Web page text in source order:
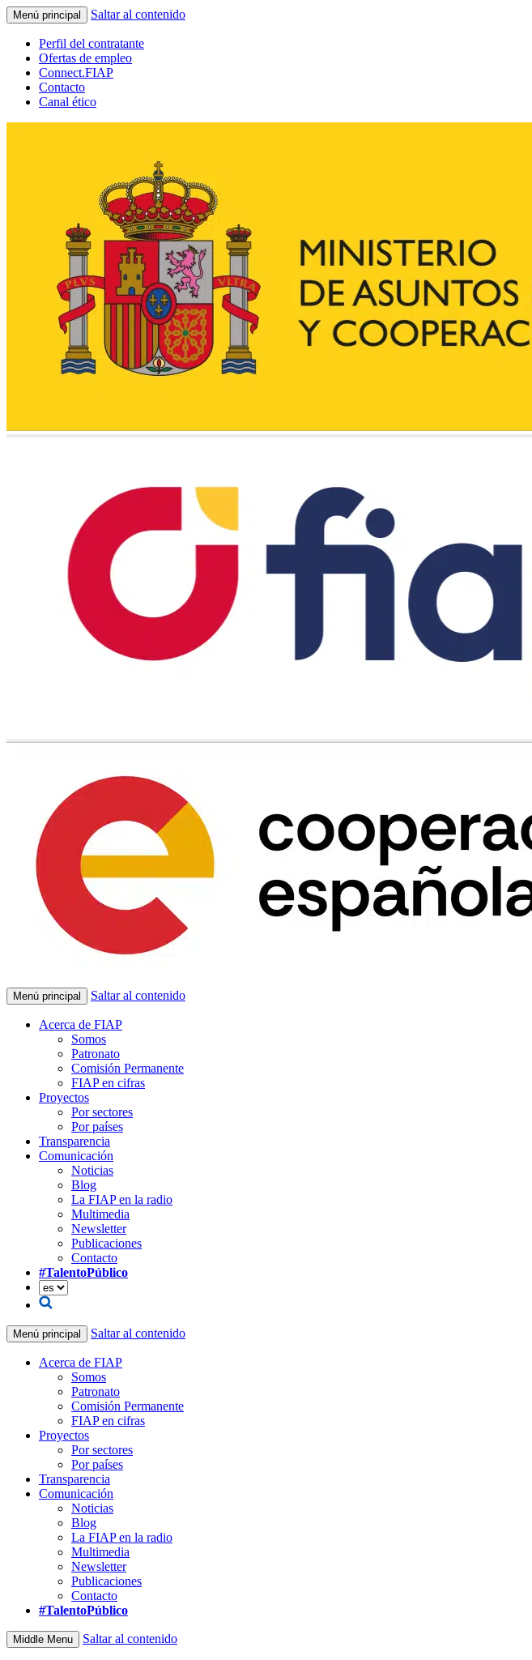
Menú principal Saltar al contenido
Perfil del contratante
Ofertas de empleo
Connect.FIAP
Contacto
Canal ético
Menú principal Saltar al contenido
Acerca de FIAP
Somos
Patronato
Comisión Permanente
FIAP en cifras
Proyectos
Por sectores
Por países
Transparencia
Comunicación
Noticias
Blog
La FIAP en la radio
Multimedia
Newsletter
Publicaciones
Contacto
#TalentoPúblico
Menú principal Saltar al contenido
Acerca de FIAP
Somos
Patronato
Comisión Permanente
FIAP en cifras
Proyectos
Por sectores
Por países
Transparencia
Comunicación
Noticias
Blog
La FIAP en la radio
Multimedia
Newsletter
Publicaciones
Contacto
#TalentoPúblico
Middle Menu Saltar al contenido